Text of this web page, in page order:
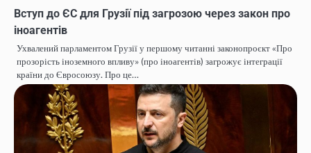
Вступ до ЄС для Грузії під загрозою через закон про
іноагентів
Ухвалений парламентом Грузії у першому читанні законопроєкт «Про
прозорість іноземного впливу» (про іноагентів) загрожує інтеграції
країни до Євросоюзу. Про це…